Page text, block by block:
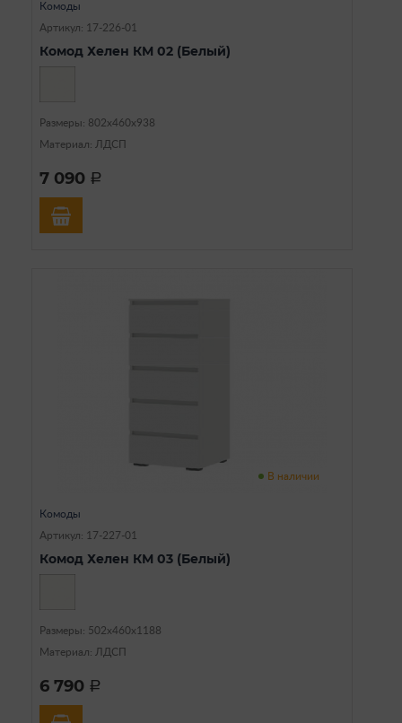
Комоды
Артикул: 17-226-01
Комод Хелен КМ 02 (Белый)
Размеры: 802х460х938
Материал: ЛДСП
7 090 a
В наличии
Комоды
Артикул: 17-227-01
Комод Хелен КМ 03 (Белый)
Размеры: 502х460х1188
Материал: ЛДСП
6 790 a